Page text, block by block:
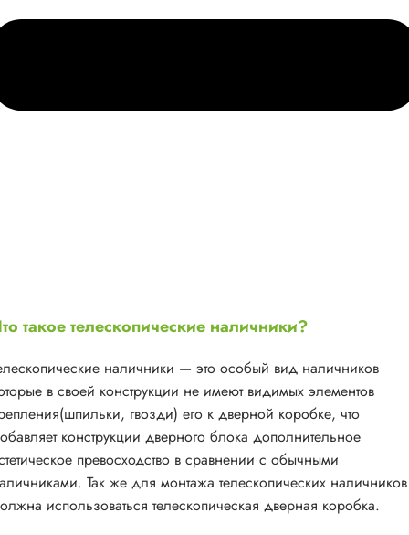
такое телескопические наличники?
наличники — это особый вид наличников
в своей конструкции не имеют видимых элементов
гвозди) его к дверной коробке, что
конструкции дверного блока дополнительное
превосходство в сравнении с обычными
Так же для монтажа телескопических наличников
использоваться телескопическая дверная коробка.